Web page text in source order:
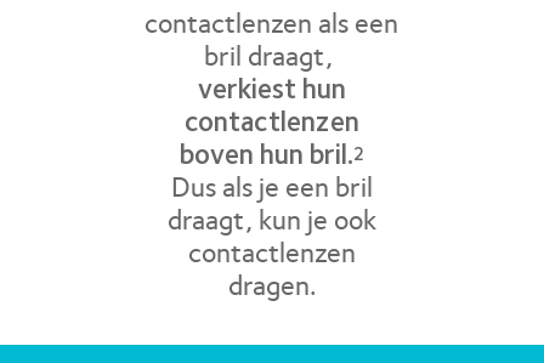
contactlenzen als een
bril draagt,
verkiest hun
contactlenzen
boven hun bril.2
Dus als je een bril
draagt, kun je ook
contactlenzen
dragen.